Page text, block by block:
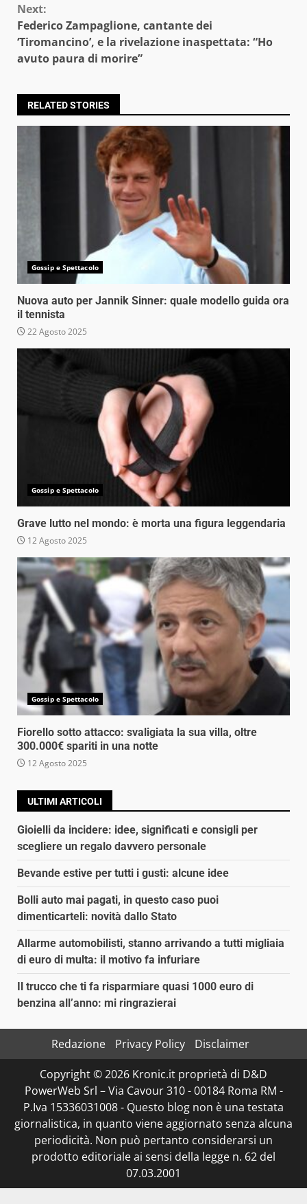
Next:
Federico Zampaglione, cantante dei
‘Tiromancino’, e la rivelazione inaspettata: “Ho
avuto paura di morire”
RELATED STORIES
Gossip e Spettacolo
Nuova auto per Jannik Sinner: quale modello guida ora
il tennista
22 Agosto 2025
Gossip e Spettacolo
Grave lutto nel mondo: è morta una figura leggendaria
12 Agosto 2025
Gossip e Spettacolo
Fiorello sotto attacco: svaligiata la sua villa, oltre
300.000€ spariti in una notte
12 Agosto 2025
ULTIMI ARTICOLI
Gioielli da incidere: idee, significati e consigli per
scegliere un regalo davvero personale
Bevande estive per tutti i gusti: alcune idee
Bolli auto mai pagati, in questo caso puoi
dimenticarteli: novità dallo Stato
Allarme automobilisti, stanno arrivando a tutti migliaia
di euro di multa: il motivo fa infuriare
Il trucco che ti fa risparmiare quasi 1000 euro di
benzina all’anno: mi ringrazierai
Redazione Privacy Policy
Disclaimer
Copyright © 2026 Kronic.it proprietà di D&D
PowerWeb Srl – Via Cavour 310 - 00184 Roma RM -
P.Iva 15336031008 - Questo blog non è una testata
giornalistica, in quanto viene aggiornato senza alcuna
periodicità. Non può pertanto considerarsi un
prodotto editoriale ai sensi della legge n. 62 del
07.03.2001